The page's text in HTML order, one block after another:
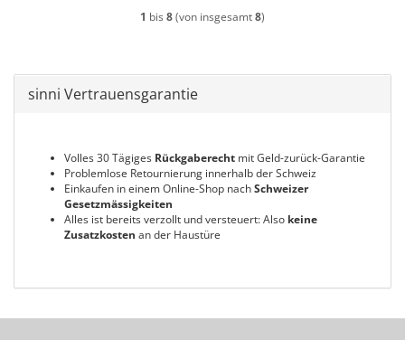
1 bis 8(von insgesamt8)
sinni Vertrauensgarantie
Volles 30 Tägiges Rückgaberecht mit Geld-zurück-Garantie
Problemlose Retournierung innerhalb der Schweiz
Einkaufen in einem Online-Shop nachSchweizer
Gesetzmässigkeiten
Alles ist bereits verzollt und versteuert: Also keine
Zusatzkosten an der Haustüre